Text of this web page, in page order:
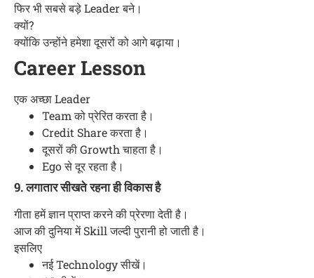
फिर भी सबसे बड़े Leader बने।
क्यों?
क्योंकि उन्होंने हमेशा दूसरों को आगे बढ़ाया।
Career Lesson
एक अच्छा Leader
Team को प्रेरित करता है।
Credit Share करता है।
दूसरों की Growth चाहता है।
Ego से दूर रहता है।
9. लगातार सीखते रहना ही विकास है
गीता हमें ज्ञान प्राप्त करने की प्रेरणा देती है।
आज की दुनिया में Skill जल्दी पुरानी हो जाती है।
इसलिए
नई Technology सीखें।